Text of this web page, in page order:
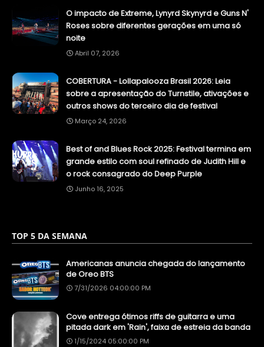
O impacto de Extreme, Lynyrd Skynyrd e Guns N'
Roses sobre diferentes gerações em uma só
noite
Abril 07, 2026
COBERTURA - Lollapalooza Brasil 2026: Leia
sobre a apresentação do Turnstile, ativações e
outros shows do terceiro dia de festival
Março 24, 2026
Best of and Blues Rock 2025: Festival termina em
grande estilo com soul refinado de Judith Hill e
o rock consagrado do Deep Purple
Junho 16, 2025
TOP 5 DA SEMANA
Americanas anuncia chegada do lançamento
de Oreo BTS
7/31/2026 04:00:00 PM
Cove entrega ótimos riffs de guitarra e uma
pitada dark em 'Rain', faixa de estreia da banda
1/15/2024 05:00:00 PM